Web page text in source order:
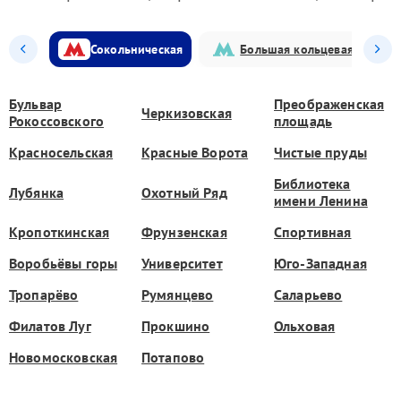
Сокольническая Большая кольцевая
Бульвар
Рокоссовского
Черкизовская
Преображенская
площадь
Красносельская
Красные Ворота Чистые пруды
Лубянка Охотный Ряд
Библиотека
имени Ленина
Кропоткинская
Фрунзенская
Спортивная
Воробьёвы горы
Университет
Юго-Западная
Тропарёво
Румянцево
Саларьево
Филатов Луг
Прокшино
Ольховая
Новомосковская
Потапово